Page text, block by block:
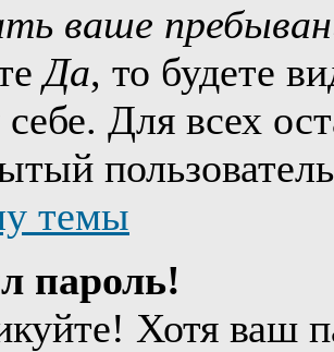
ваше
Да, то будете
Для всех
темы
пароль!
Хотя ваш